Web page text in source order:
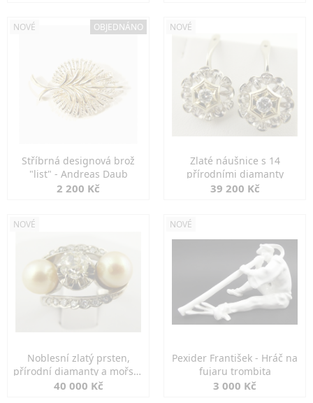
NOVÉ OBJEDNÁNO
Stříbrná designová brož
"list" - Andreas Daub
2 200 Kč
NOVÉ
Zlaté náušnice s 14
přírodními diamanty
39 200 Kč
NOVÉ
Noblesní zlatý prsten,
přírodní diamanty a mořské
perly
40 000 Kč
NOVÉ
Pexider František - Hráč na
fujaru trombita
3 000 Kč